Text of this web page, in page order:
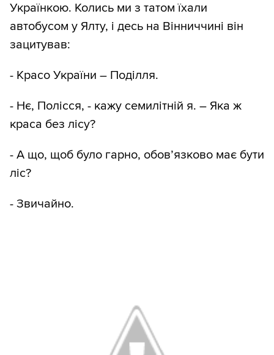
Українкою. Колись ми з татом їхали
автобусом у Ялту, і десь на Вінниччині він
зацитував:
- Красо України – Поділля.
- Нє, Полісся, - кажу семилітній я. – Яка ж
краса без лісу?
- А що, щоб було гарно, обов’язково має бути
ліс?
- Звичайно.